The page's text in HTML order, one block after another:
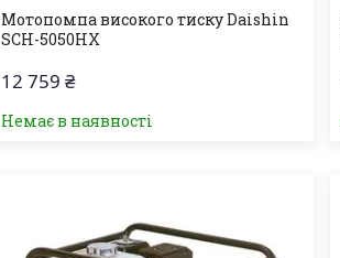
Мотопомпа високого тиску Daishin
SCH-5050HX
12 759 ₴
Немає в наявності